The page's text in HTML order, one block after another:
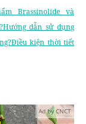
Brassinolide và
dẫn sử dụng
kiện thời tiết
Ad by CNCT